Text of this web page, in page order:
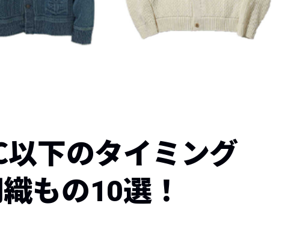
下のタイミング
もの10選！